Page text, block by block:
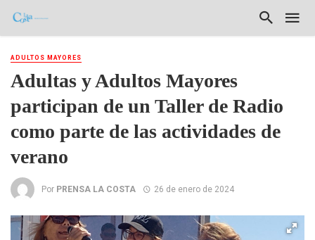
ADULTOS MAYORES
Adultas y Adultos Mayores
participan de un Taller de Radio
como parte de las actividades de
verano
Por PRENSA LA COSTA 26 de enero de 2024